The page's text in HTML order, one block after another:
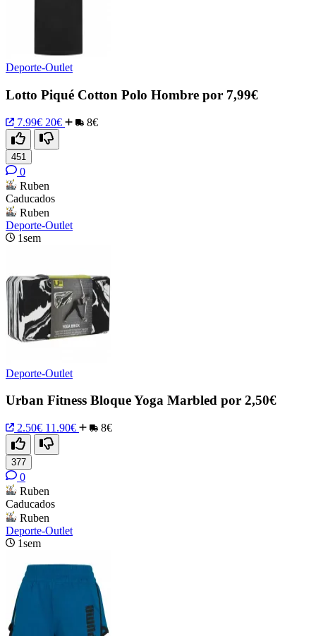
Deporte-Outlet
Lotto Piqué Cotton Polo Hombre por 7,99€
7.99€ 20€ 8€
451
0
Ruben
Caducados
Ruben
Deporte-Outlet
1sem
Deporte-Outlet
Urban Fitness Bloque Yoga Marbled por 2,50€
2.50€ 11.90€ 8€
377
0
Ruben
Caducados
Ruben
Deporte-Outlet
1sem